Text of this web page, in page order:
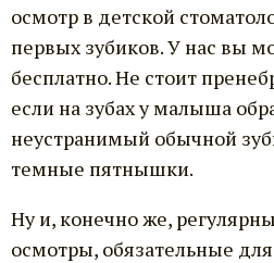
осмотр в детской
первых зубиков. У нас вы
бесплатно. Не стоит
если на зубах у малыша
неустранимый обычной
темные пятнышки.
Ну и, конечно же,
осмотры, обязательные